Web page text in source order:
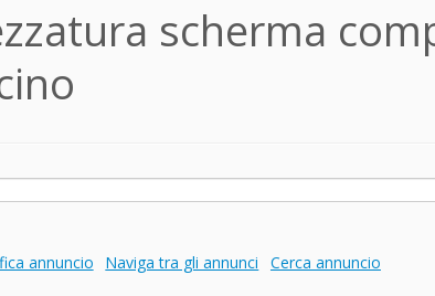
scherma
annuncio Naviga tra gli annunci Cerca annuncio